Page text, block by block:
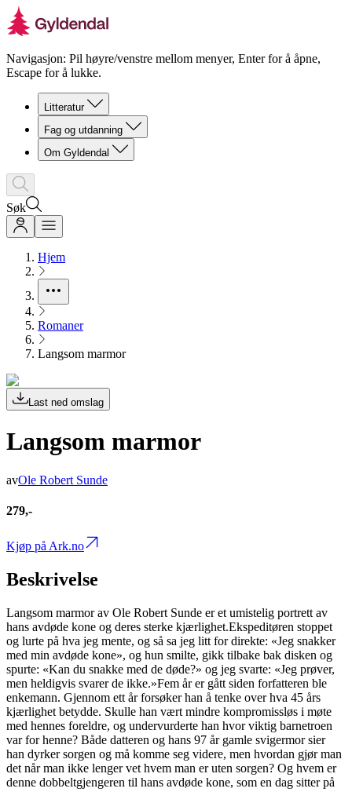
Navigasjon: Pil høyre/venstre mellom menyer, Enter for å åpne,
Escape for å lukke.
Litteratur
Fag og utdanning
Om Gyldendal
Søk
Hjem
Romaner
Langsom marmor
Last ned omslag
Langsom marmor
avOle Robert Sunde
279,-
Kjøp på Ark.no
Beskrivelse
Langsom marmor av Ole Robert Sunde er et umistelig portrett av
hans avdøde kone og deres sterke kjærlighet.Ekspeditøren stoppet
og lurte på hva jeg mente, og så sa jeg litt for direkte: «Jeg snakker
med min avdøde kone», og hun smilte, gikk tilbake bak disken og
spurte: «Kan du snakke med de døde?» og jeg svarte: «Jeg prøver,
men heldigvis svarer de ikke.»Fem år er gått siden forfatteren ble
enkemann. Gjennom ett år forsøker han å tenke over hva 45 års
kjærlighet betydde. Skulle han vært mindre kompromissløs i møte
med hennes foreldre, og undervurderte han hvor viktig barnetroen
var for henne? Både datteren og hans 97 år gamle svigermor sier
han dyrker sorgen og må komme seg videre, men hvordan gjør man
det når man ikke lenger vet hvem man er uten sorgen? Og hvem er
denne dobbeltgjengeren til hans avdøde kone, som en dag sitter på